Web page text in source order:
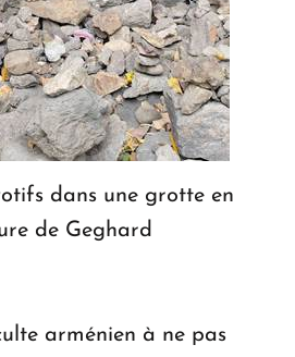
dans une grotte en
de Geghard
arménien à ne pas